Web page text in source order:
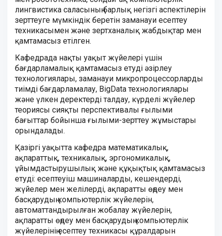
лингвистика саласының барлық негізгі аспектілерін
зерттеуге мүмкіндік беретін заманауи есептеу
техникасымен және зертханалық жабдықтар мен
қамтамасыз етілген.
Кафедрада нақты уақыт жүйелері үшін
бағдарламалық қамтамасыз етуді әзірлеу
технологиялары, заманауи микропроцессорларды
тиімді бағдарламалау, BigData технологиялары
және үлкен деректерді талдау, күрделі жүйелер
теориясы сияқты перспективалы ғылыми
бағыттар бойынша ғылыми-зерттеу жұмыстары
орындалады.
Қазіргі уақытта кафедра математикалық,
ақпараттық, техникалық, эргономикалық,
ұйымдастырушылық және құқықтық қамтамасыз
етуді: есептеуіш машиналарды, кешендерді,
жүйелер мен желілерді, ақпаратты өңдеу мен
басқарудың компьютерлік жүйелерін,
автоматтандырылған жобалау жүйелерін,
ақпаратты өңдеу мен басқарудың компьютерлік
жүйелерінің есептеу техникасы құралдарын